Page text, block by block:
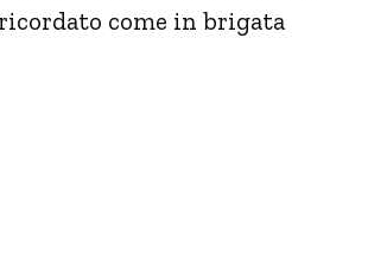
come in brigata